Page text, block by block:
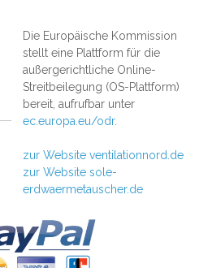
Die Europäische Kommission
stellt eine Plattform für die
außergerichtliche Online-
Streitbeilegung (OS-Plattform)
bereit, aufrufbar unter
ec.europa.eu/odr.
zur Website ventilationnord.de
zur Website sole-
erdwaermetauscher.de